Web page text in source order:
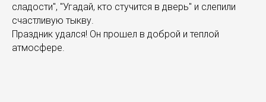
сладости", "Угадай, кто стучится в дверь" и слепили
счастливую тыкву.
Праздник удался! Он прошел в доброй и теплой
атмосфере.